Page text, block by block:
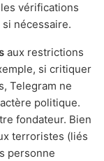
vérifications
nécessaire.
aux restrictions
si critiquer
Telegram ne
politique.
fondateur. Bien
terroristes (liés
personne